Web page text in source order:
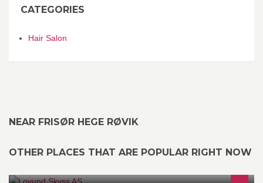
CATEGORIES
Hair Salon
NEAR FRISØR HEGE RØVIK
OTHER PLACES THAT ARE POPULAR RIGHT NOW